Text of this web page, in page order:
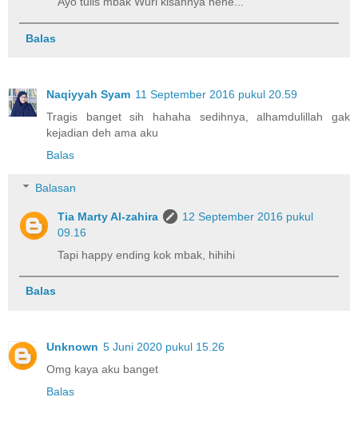
Balas
Naqiyyah Syam 11 September 2016 pukul 20.59
Tragis banget sih hahaha sedihnya, alhamdulillah gak
kejadian deh ama aku
Balas
Balasan
Tia Marty Al-zahira
12 September 2016 pukul
09.16
Tapi happy ending kok mbak, hihihi
Balas
Unknown 5 Juni 2020 pukul 15.26
Omg kaya aku banget
Balas